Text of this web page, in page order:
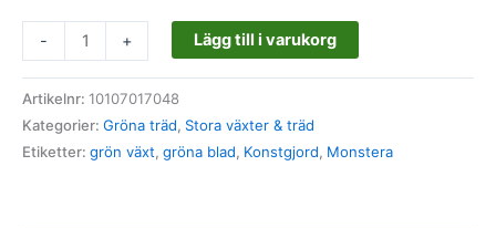
- + Lägg till i varukorg
Artikelnr: 10107017048
Kategorier: Gröna träd, Stora växter & träd
Etiketter: grön växt, gröna blad, Konstgjord, Monstera